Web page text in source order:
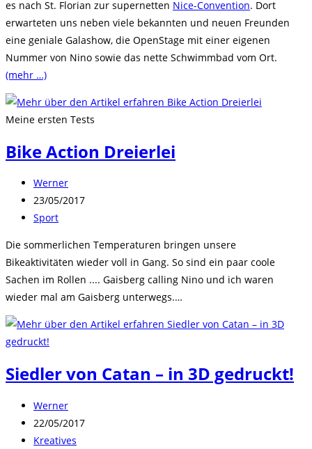
es nach St. Florian zur supernetten Nice-Convention. Dort
erwarteten uns neben viele bekannten und neuen Freunden
eine geniale Galashow, die OpenStage mit einer eigenen
Nummer von Nino sowie das nette Schwimmbad vom Ort.
(mehr …)
Meine ersten Tests
Bike Action Dreierlei
Beitrags-
Autor:
Werner
Beitrag
veröffentlicht:
23/05/2017
Beitrags-
Sport
Die sommerlichen Temperaturen bringen unsere
Bikeaktivitäten wieder voll in Gang. So sind ein paar coole
Sachen im Rollen .... Gaisberg calling Nino und ich waren
wieder mal am Gaisberg unterwegs.…
Siedler von Catan – in 3D gedruckt!
Beitrags-
Autor:
Werner
Beitrag
veröffentlicht:
22/05/2017
Beitrags-
Kreatives